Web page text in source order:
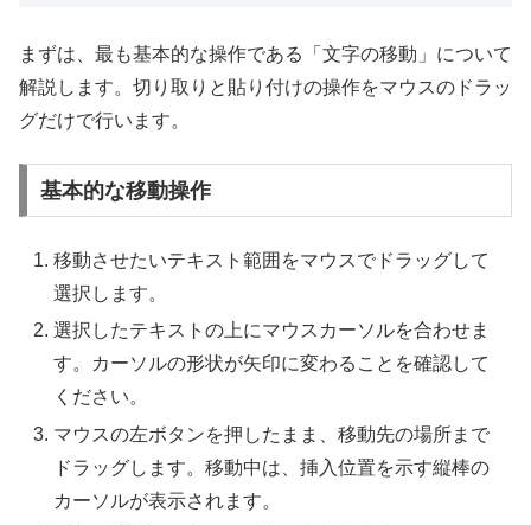
まずは、最も基本的な操作である「文字の移動」について
解説します。切り取りと貼り付けの操作をマウスのドラッ
グだけで行います。
基本的な移動操作
移動させたいテキスト範囲をマウスでドラッグして
選択します。
選択したテキストの上にマウスカーソルを合わせま
す。カーソルの形状が矢印に変わることを確認して
ください。
マウスの左ボタンを押したまま、移動先の場所まで
ドラッグします。移動中は、挿入位置を示す縦棒の
カーソルが表示されます。